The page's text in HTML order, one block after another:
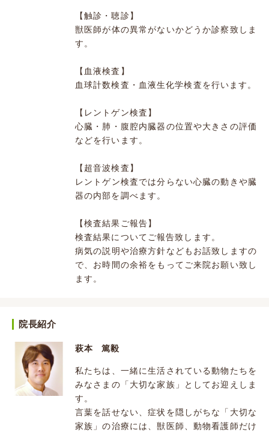
【触診・聴診】
獣医師が体の異常がないかどうか診察致しま
す。
【血液検査】
血球計数検査・血液生化学検査を行います。
【レントゲン検査】
心臓・肺・腹腔内臓器の位置や大きさの評価
などを行います。
【超音波検査】
レントゲン検査では分らない心臓の動きや臓
器の内部を調べます。
【検査結果ご報告】
検査結果についてご報告致します。
病気の説明や治療方針などもお話致しますの
で、お時間の余裕をもってご来院お願い致し
ます。
院長紹介
萩本 篤毅
私たちは、一緒に生活されている動物たちを
みなさまの「大切な家族」としてお迎えしま
す。
言葉を話せない、症状を隠しがちな「大切な
家族」の治療には、獣医師、動物看護師だけ